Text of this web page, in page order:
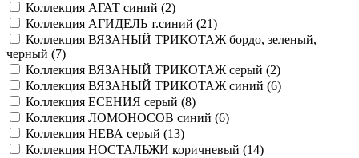
Коллекция АГАТ синий (2)
Коллекция АГИДЕЛЬ т.синий (21)
Коллекция ВЯЗАНЫЙ ТРИКОТАЖ бордо, зеленый,
черный (7)
Коллекция ВЯЗАНЫЙ ТРИКОТАЖ серый (2)
Коллекция ВЯЗАНЫЙ ТРИКОТАЖ синий (6)
Коллекция ЕСЕНИЯ серый (8)
Коллекция ЛОМОНОСОВ синий (6)
Коллекция НЕВА серый (13)
Коллекция НОСТАЛЬЖИ коричневый (14)